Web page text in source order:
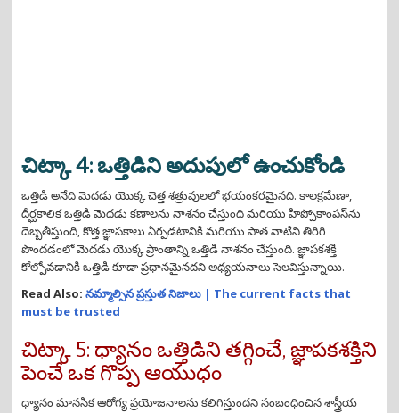
చిట్కా 4: ఒత్తిడిని అదుపులో ఉంచుకోండి
ఒత్తిడి అనేది మెదడు యొక్క చెత్త శత్రువులలో భయంకరమైనది. కాలక్రమేణా,
దీర్ఘకాలిక ఒత్తిడి మెదడు కణాలను నాశనం చేస్తుంది మరియు హిప్పోకాంపస్‌ను
దెబ్బతీస్తుంది, కొత్త జ్ఞాపకాలు ఏర్పడటానికి మరియు పాత వాటిని తిరిగి
పొందడంలో మెదడు యొక్క ప్రాంతాన్ని ఒత్తిడి నాశనం చేస్తుంది. జ్ఞాపకశక్తి
కోల్పోవడానికి ఒత్తిడి కూడా ప్రధానమైనదని అధ్యయనాలు సెలవిస్తున్నాయి.
Read Also: నమ్మాల్సిన ప్రస్తుత నిజాలు | The current facts that
must be trusted
చిట్కా 5: ధ్యానం ఒత్తిడిని తగ్గించే, జ్ఞాపకశక్తిని
పెంచే ఒక గొప్ప ఆయుధం
ధ్యానం మానసిక ఆరోగ్య ప్రయోజనాలను కలిగిస్తుందని సంబంధించిన శాస్త్రీయ